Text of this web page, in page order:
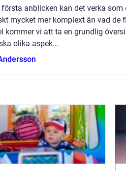
första anblicken kan det verka som
mycket mer komplext än vad de
kommer vi att ta en grundlig
olika aspek...